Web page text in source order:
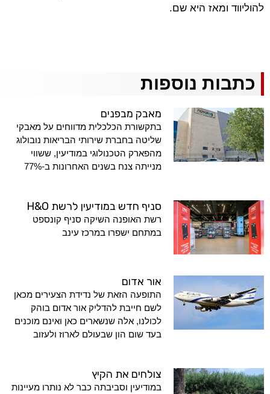
להוליווד ומאז היא שם.
כתבות נוספות
מאבק מבפנים
בתקשורת הכלכלית מדווחים על מאבקי
שליטה בחברת שירותי הבריאות נובולוג
מהפארק הטכנולוגי במודיעין, ששווי
מנייתה צנח בשנים האחרונות ב-77%
סניף חדש במודיעין לרשת H&O
רשת האופנה השיקה סניף קונספט
במתחם ישפרו במרכז עינב
אור אדום
התופעה הזאת של נדידת הצעירים מכאן
לשם חייבת להדליק אור אדום בוהק
לכולנו, אלה שנשארים כאן ואינם מוכנים
בעד שום הון שבעולם לארוז ולעזוב
צולחים את הקיץ
במודיעין וסביבתה כבר לא נותרו מעיינות